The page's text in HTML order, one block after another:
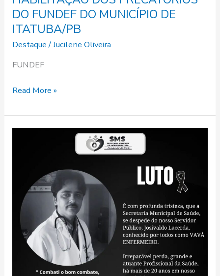
DO FUNDEF DO MUNICÍPIO DE
ITATUBA/PB
Destaque/Jucilene Oliveira
FUNDEF
DE
ITATUBA/PB
Read More »
Vavá
Enfermeiro,
Exemplo
de
Solidariedade